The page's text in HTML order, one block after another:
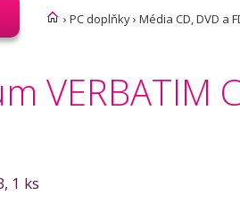
› PC doplňky› Média CD, DVD a
VERBATIM
1 ks